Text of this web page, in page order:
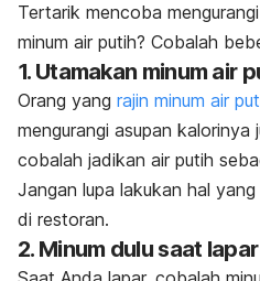
Tertarik mencoba
minum air putih? Cobalah
1. Utamakan minum air
Orang yang rajin minum air
mengurangi asupan kalorinya
cobalah jadikan air putih
Jangan lupa lakukan hal
di restoran.
2. Minum dulu saat lapar